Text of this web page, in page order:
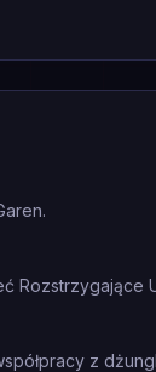
Rozstrzygające
z